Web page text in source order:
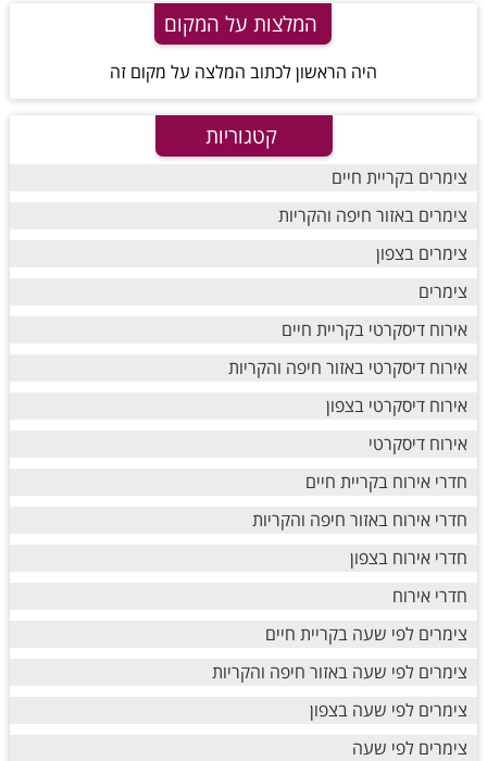
המלצות על המקום
היה הראשון לכתוב המלצה על מקום זה
קטגוריות
צימרים בקריית חיים
צימרים באזור חיפה והקריות
צימרים בצפון
צימרים
אירוח דיסקרטי בקריית חיים
אירוח דיסקרטי באזור חיפה והקריות
אירוח דיסקרטי בצפון
אירוח דיסקרטי
חדרי אירוח בקריית חיים
חדרי אירוח באזור חיפה והקריות
חדרי אירוח בצפון
חדרי אירוח
צימרים לפי שעה בקריית חיים
צימרים לפי שעה באזור חיפה והקריות
צימרים לפי שעה בצפון
צימרים לפי שעה